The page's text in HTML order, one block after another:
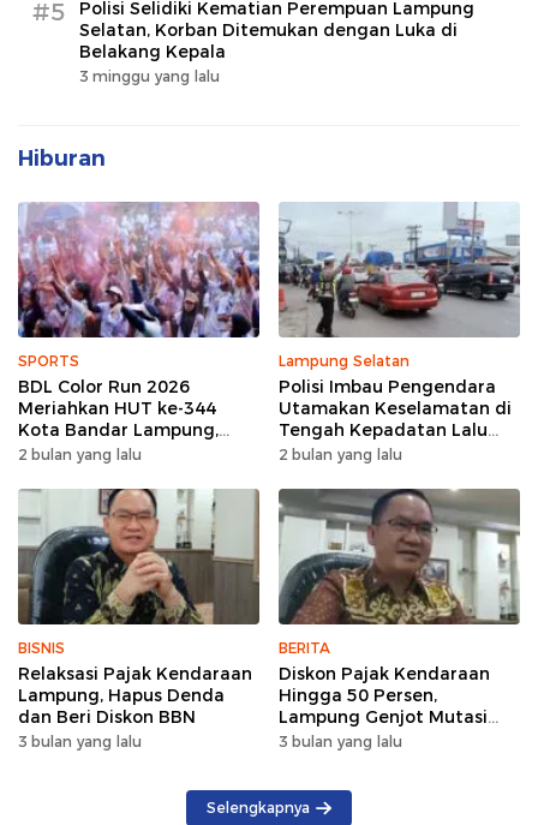
#5
Polisi Selidiki Kematian Perempuan Lampung
Selatan, Korban Ditemukan dengan Luka di
Belakang Kepala
3 minggu yang lalu
Hiburan
SPORTS
BDL Color Run 2026
Meriahkan HUT ke-344
Kota Bandar Lampung,
Wujud Semangat Sehat
2 bulan yang lalu
Lampung Selatan
Polisi Imbau Pengendara
Utamakan Keselamatan di
Tengah Kepadatan Lalu
Lintas Pagi Hari
2 bulan yang lalu
BISNIS
Relaksasi Pajak Kendaraan
Lampung, Hapus Denda
dan Beri Diskon BBN
3 bulan yang lalu
BERITA
Diskon Pajak Kendaraan
Hingga 50 Persen,
Lampung Genjot Mutasi
Kendaraan Luar Daerah
3 bulan yang lalu
Selengkapnya